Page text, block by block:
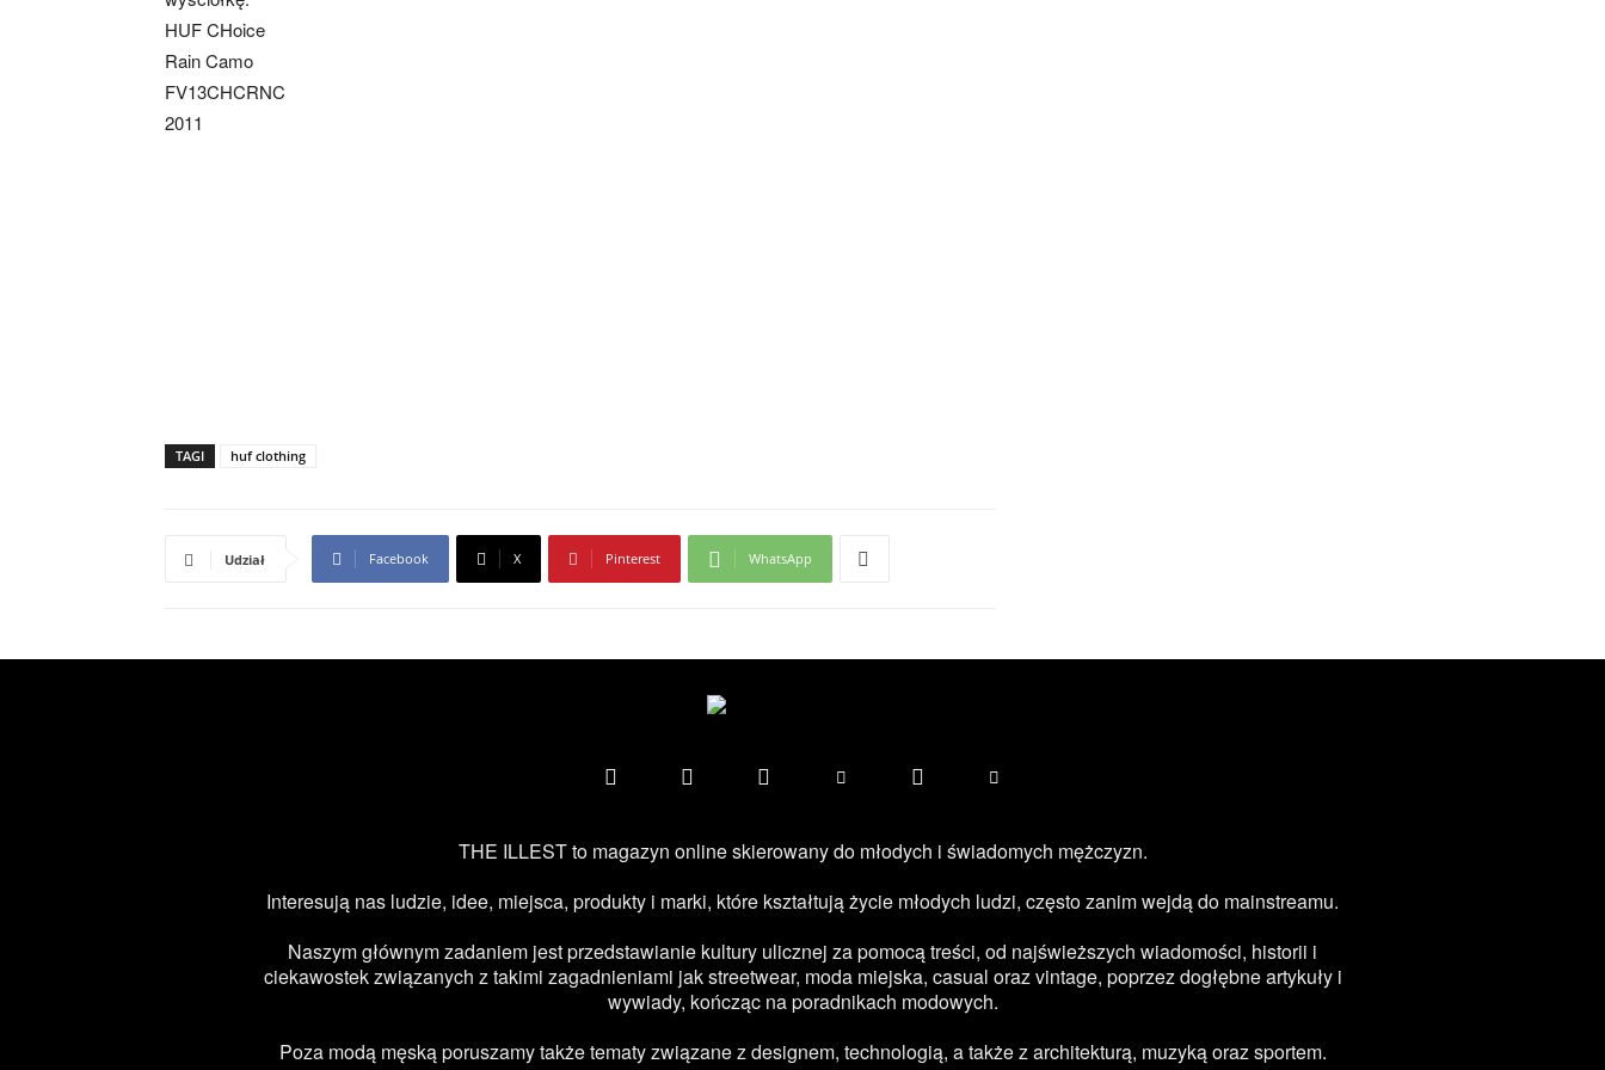
HUF CHoice
Rain Camo
FV13CHCRNC
2011
TAGI huf clothing
Udział Facebook X Pinterest WhatsApp
THE ILLEST to magazyn online skierowany do młodych i świadomych mężczyzn.
Interesują nas ludzie, idee, miejsca, produkty i marki, które kształtują życie młodych ludzi, często zanim wejdą do mainstreamu.
Naszym głównym zadaniem jest przedstawianie kultury ulicznej za pomocą treści, od najświeższych wiadomości, historii i
ciekawostek związanych z takimi zagadnieniami jak streetwear, moda miejska, casual oraz vintage, poprzez dogłębne artykuły i
wywiady, kończąc na poradnikach modowych.
Poza modą męską poruszamy także tematy związane z designem, technologią, a także z architekturą, muzyką oraz sportem.